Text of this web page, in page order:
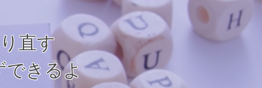
直す
できるよ